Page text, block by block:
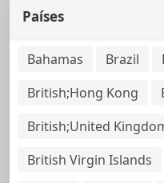
Países
Bahamas Brazil
British;Hong Kong
British;United
British Virgin Islands